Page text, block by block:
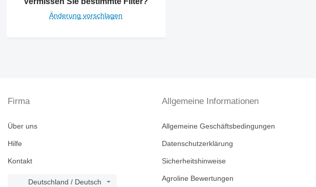
Änderung vorschlagen
Firma
Über uns
Hilfe
Kontakt
Deutschland / Deutsch
Allgemeine Informationen
Allgemeine Geschäftsbedingungen
Datenschutzerklärung
Sicherheitshinweise
Agroline Bewertungen